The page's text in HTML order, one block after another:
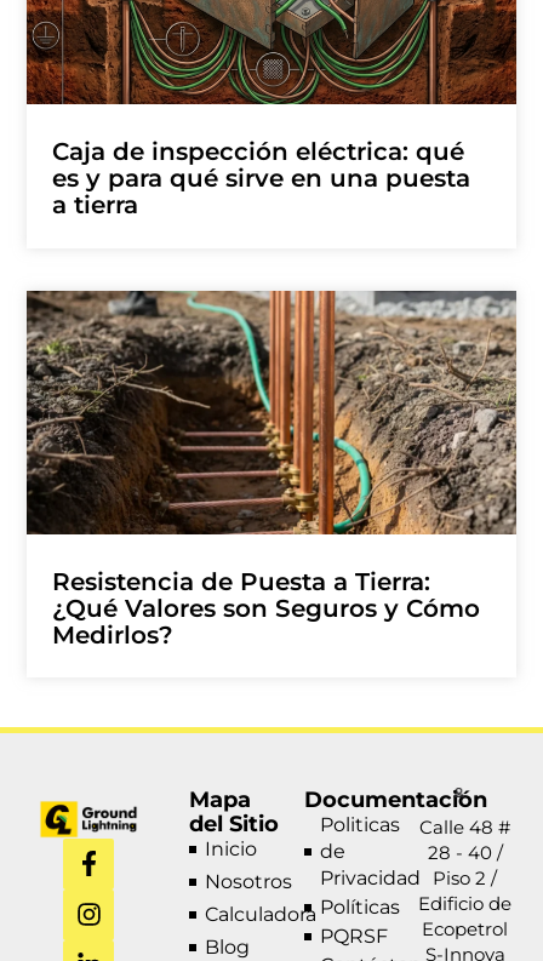
Caja de inspección eléctrica: qué
es y para qué sirve en una puesta
a tierra
Resistencia de Puesta a Tierra:
¿Qué Valores son Seguros y Cómo
Medirlos?
F
a
c
e
b
I
n
s
t
a
L
i
n
k
e
W
h
a
t
s
Mapa
del Sitio
Inicio
Nosotros
Calculadora
Blog
Documentación
Politicas
de
Privacidad
Políticas
PQRSF
Calle 48 #
28 - 40 /
Piso 2 /
Edificio de
Ecopetrol
S-Innova